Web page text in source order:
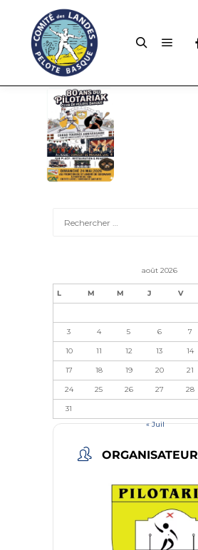
août 2026
L M M J V
3 4 5 6 7
10 11 12 13 14
17 18 19 20 21
24 25 26 27 28
31
« Juil
ORGANISATEUR